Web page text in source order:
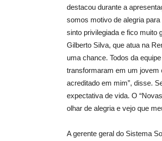
destacou durante a
somos motivo de alegria
sinto privilegiada e fico muito
Gilberto Silva, que atua na
uma chance. Todos da
transformaram em um jovem
acreditado em mim”, disse.
expectativa de vida. O
olhar de alegria e vejo que
A gerente geral do Sistema